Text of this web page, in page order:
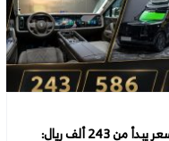
ستيلاتو G9 الجديدة تفتح الحجز في الصين بسعر يبدأ من 243 ألف ريال: